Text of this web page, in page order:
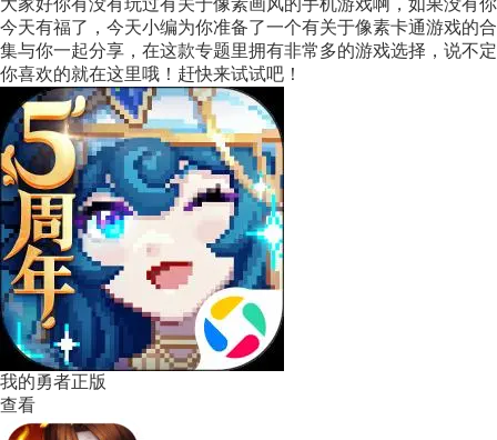
大家好你有没有玩过有关于像素画风的手机游戏啊，如果没有你
今天有福了，今天小编为你准备了一个有关于像素卡通游戏的合
集与你一起分享，在这款专题里拥有非常多的游戏选择，说不定
你喜欢的就在这里哦！赶快来试试吧！
我的勇者正版
查看